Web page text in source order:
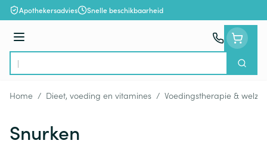
Ga naar de inhoud
Apothekersadvies Snelle beschikbaarheid
Menu
Product, merk, categorie...
Zoek
Home / Dieet, voeding en vitamines / Voedingstherapie & welzijn
Snurken